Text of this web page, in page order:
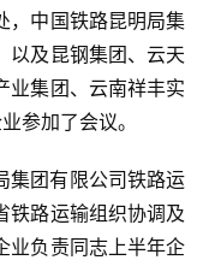
，中国铁路昆明局集
以及昆钢集团、云天
业集团、云南祥丰实
参加了会议。
集团有限公司铁路运
铁路运输组织协调及
业负责同志上半年企